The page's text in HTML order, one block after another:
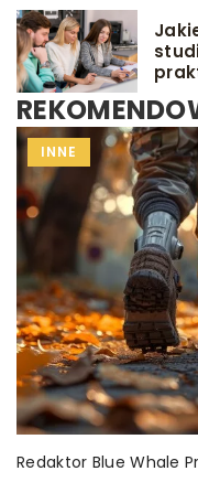
INNE
Redaktor Blue Whale
PORÓD
Redaktor Blue Whale
INNE
Redaktor Blue Whale